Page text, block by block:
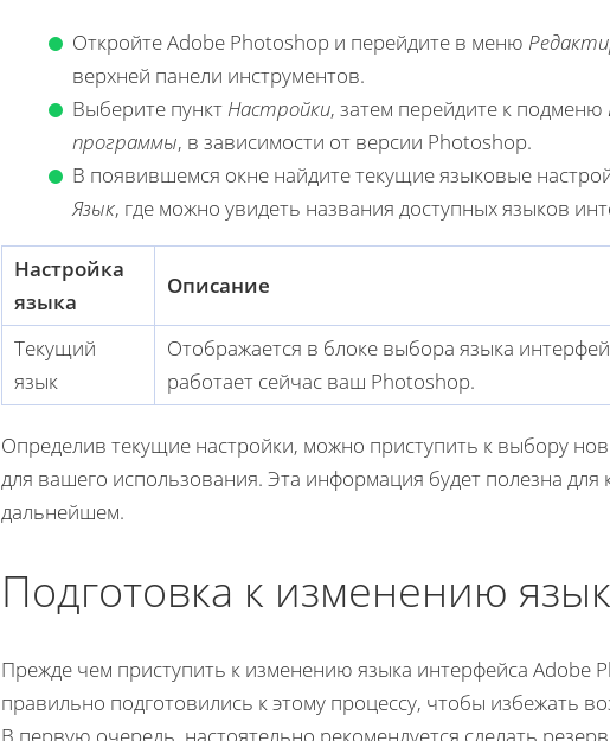
Откройте Adobe Photoshop и перейдите в меню
верхней панели инструментов.
Выберите пункт Настройки, затем перейдите к подменю
программы, в зависимости от версии Photoshop.
В появившемся окне найдите текущие языковые
Язык, где можно увидеть названия доступных языков
Настройка
языка
Описание
Текущий
язык
Отображается в блоке выбора языка
работает сейчас ваш Photoshop.
Определив текущие настройки, можно приступить к выбору
для вашего использования. Эта информация будет полезна для
дальнейшем.
Подготовка к изменению
Прежде чем приступить к изменению языка интерфейса Adobe
правильно подготовились к этому процессу, чтобы избежать